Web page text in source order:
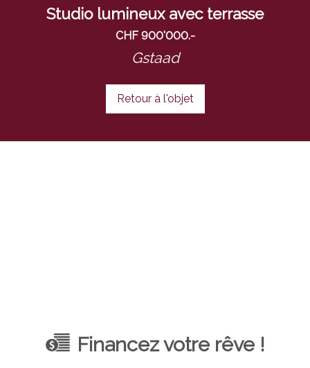
Studio lumineux avec terrasse
CHF 900'000.-
Gstaad
Retour à l'objet
Financez votre rêve !